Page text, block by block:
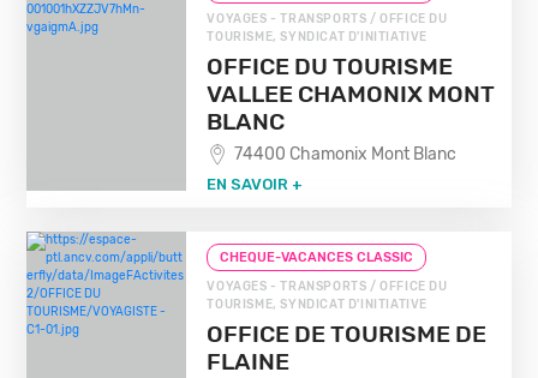
VOYAGES - TRANSPORTS / OFFICE DU
TOURISME, SYNDICAT D'INITIATIVE
OFFICE DU TOURISME
VALLEE CHAMONIX MONT
BLANC
74400 Chamonix Mont Blanc
EN SAVOIR +
CHEQUE-VACANCES CLASSIC
VOYAGES - TRANSPORTS / OFFICE DU
TOURISME, SYNDICAT D'INITIATIVE
OFFICE DE TOURISME DE
FLAINE